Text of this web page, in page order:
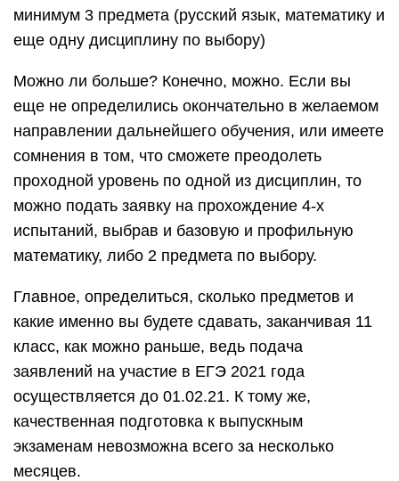
минимум 3 предмета (русский язык, математику и
еще одну дисциплину по выбору)
Можно ли больше? Конечно, можно. Если вы
еще не определились окончательно в желаемом
направлении дальнейшего обучения, или имеете
сомнения в том, что сможете преодолеть
проходной уровень по одной из дисциплин, то
можно подать заявку на прохождение 4-х
испытаний, выбрав и базовую и профильную
математику, либо 2 предмета по выбору.
Главное, определиться, сколько предметов и
какие именно вы будете сдавать, заканчивая 11
класс, как можно раньше, ведь подача
заявлений на участие в ЕГЭ 2021 года
осуществляется до 01.02.21. К тому же,
качественная подготовка к выпускным
экзаменам невозможна всего за несколько
месяцев.